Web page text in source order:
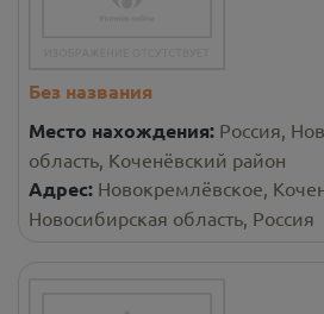
Без названия
Место нахождения: Россия,
область, Коченёвский район
Адрес: Новокремлёвское,
Новосибирская область, Россия